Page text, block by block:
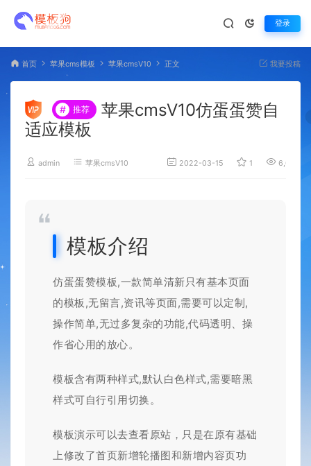
登录
首页 苹果cms模板 苹果cmsV10 正文 我要投稿
# 推荐
苹果cmsV10仿蛋蛋赞自
适应模板
admin 苹果cmsV10 2022-03-15 1 6,041
模板介绍
仿蛋蛋赞模板,一款简单清新只有基本页面
的模板,无留言,资讯等页面,需要可以定制,
操作简单,无过多复杂的功能,代码透明、操
作省心用的放心。
模板含有两种样式,默认白色样式,需要暗黑
样式可自行引用切换。
模板演示可以去查看原站，只是在原有基础
上修改了首页新增轮播图和新增内容页功